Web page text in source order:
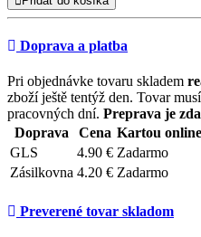
Doprava a platba
Pri objednávke tovaru skladem
zboží ještě tentýž den. Tovar
pracovných dní. Preprava je
Doprava
Cena Kartou
GLS
4.90 € Zadarmo
Zásilkovna 4.20 € Zadarmo
Preverené tovar skladom